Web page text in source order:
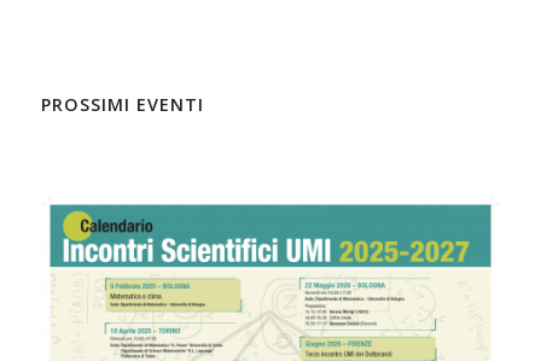
PROSSIMI EVENTI